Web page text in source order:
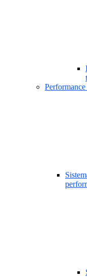
Performance